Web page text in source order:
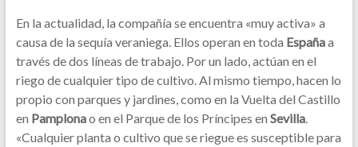
En la actualidad, la compañía se encuentra «muy activa» a
causa de la sequía veraniega. Ellos operan en toda Españaa
través de dos líneas de trabajo. Por un lado, actúan en el
riego de cualquier tipo de cultivo. Al mismo tiempo, hacen lo
propio con parques y jardines, como en la Vuelta del Castillo
en Pamplonao en el Parque de los Príncipes en Sevilla.
«Cualquier planta o cultivo que se riegue es susceptible para